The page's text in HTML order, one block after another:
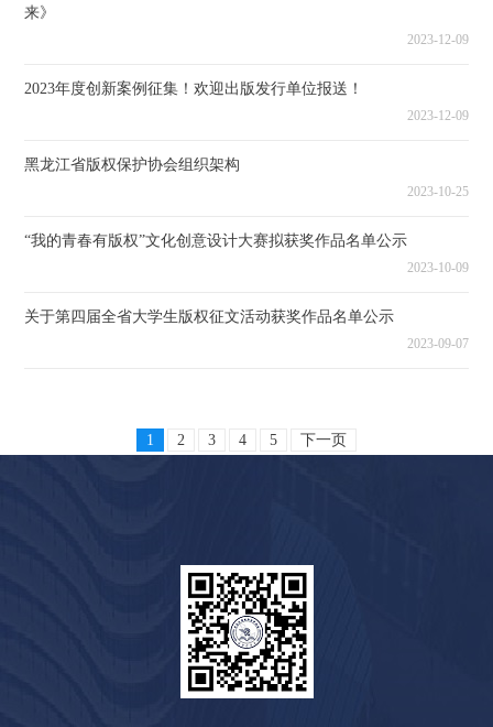
来》
2023-12-09
2023年度创新案例征集！欢迎出版发行单位报送！
2023-12-09
黑龙江省版权保护协会组织架构
2023-10-25
“我的青春有版权”文化创意设计大赛拟获奖作品名单公示
2023-10-09
关于第四届全省大学生版权征文活动获奖作品名单公示
2023-09-07
1 2 3 4 5 下一页